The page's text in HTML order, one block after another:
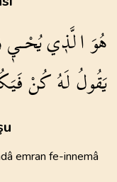
هُوَالَّذ۪ييُحْـي۪
يَقُولُلَهُكُنْ
emran fe-innemâ